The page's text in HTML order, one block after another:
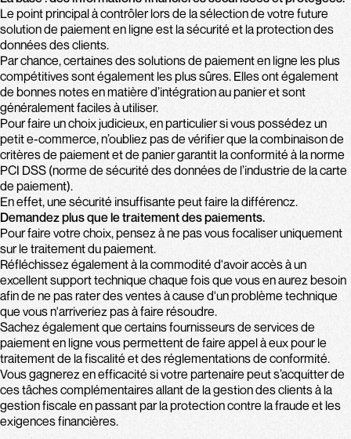
Le point principal à contrôler lors de la sélection de votre future
solution de paiement en ligne est la sécurité et la protection des
données des clients.
Par chance, certaines des solutions de paiement en ligne les plus
compétitives sont également les plus sûres. Elles ont également
de bonnes notes en matière d’intégration au panier et sont
généralement faciles à utiliser.
Pour faire un choix judicieux, en particulier si vous possédez un
petit e-commerce, n’oubliez pas de vérifier que la combinaison de
critères de paiement et de panier garantit la conformité à la norme
PCI DSS (norme de sécurité des données de l’industrie de la carte
de paiement).
En effet, une sécurité insuffisante peut faire la différencz.
Demandez plus que le traitement des paiements.
Pour faire votre choix, pensez à ne pas vous focaliser uniquement
sur le traitement du paiement.
Réfléchissez également à la commodité d'avoir accès à un
excellent support technique chaque fois que vous en aurez besoin
afin de ne pas rater des ventes à cause d'un problème technique
que vous n'arriveriez pas à faire résoudre.
Sachez également que certains fournisseurs de services de
paiement en ligne vous permettent de faire appel à eux pour le
traitement de la fiscalité et des réglementations de conformité.
Vous gagnerez en efficacité si votre partenaire peut s’acquitter de
ces tâches complémentaires allant de la gestion des clients à la
gestion fiscale en passant par la protection contre la fraude et les
exigences financières.